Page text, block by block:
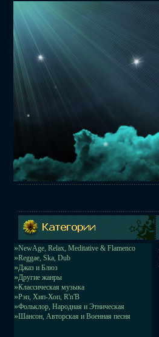
»NewAge, Relax, Meditative & Flamenco
»Reggae, Ska, Dub
»Джаз и Блюз
»Другие жанры
»Классическая музыка
»Рэп, Хип-Хоп, R'n'B
»Фольклор, Народная и Этническая
»Шансон, Авторская и Военная песня